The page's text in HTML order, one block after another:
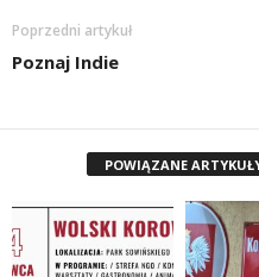
Poprzedni artykuł
Poznaj Indie
POWIĄZANE